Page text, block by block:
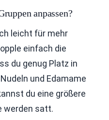
anpassen?
leicht für mehr
einfach die
du genug Platz in
und Edamame
du eine größere
werden satt.